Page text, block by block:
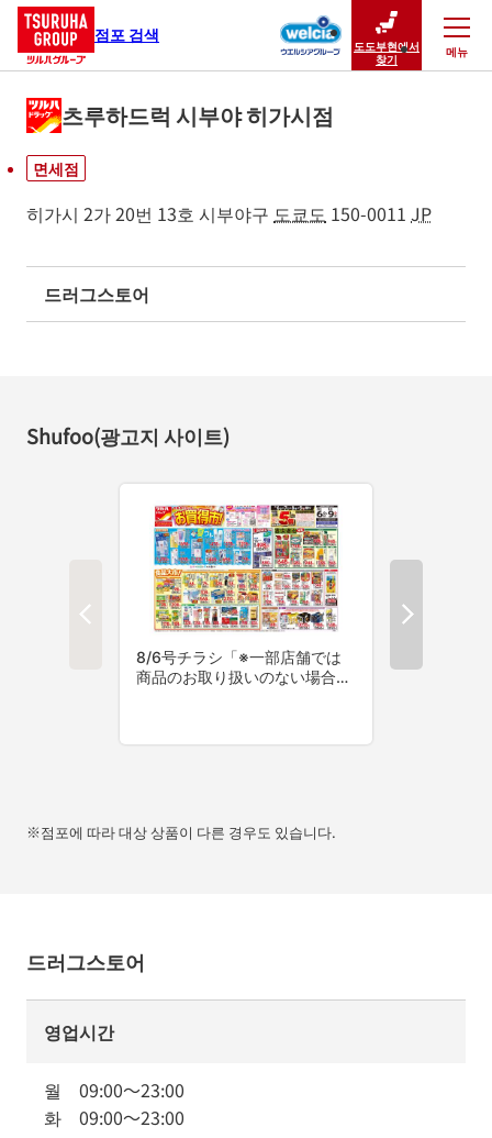
점포 검색
도도부현에서
찾기
메뉴
닫기
츠루하드럭 시부야 히가시점
면세점
히가시 2가 20번 13호 시부야구 도쿄도 150-0011 JP
드러그스토어
Shufoo(광고지 사이트)
※점포에 따라 대상 상품이 다른 경우도 있습니다.
드러그스토어
영업시간
월 09:00～23:00
화 09:00～23:00